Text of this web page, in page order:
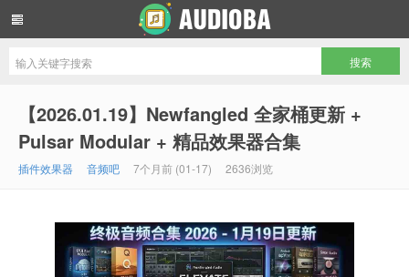
【2026.01.19】Newfangled 全家桶更新 +
Pulsar Modular + 精品效果器合集
插件效果器 音频吧 7个月前 (01-17) 2636浏览